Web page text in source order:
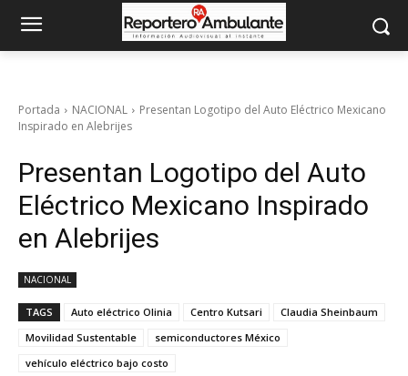
Portada NACIONAL
Presentan Logotipo del Auto Eléctrico Mexicano
Inspirado en Alebrijes
Presentan Logotipo del Auto
Eléctrico Mexicano Inspirado
en Alebrijes
NACIONAL
TAGS Auto eléctrico Olinia Centro Kutsari
Claudia Sheinbaum
Movilidad Sustentable
semiconductores México
vehículo eléctrico bajo costo